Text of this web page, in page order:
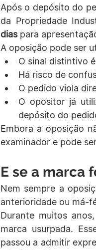
Após o depósito do
da Propriedade
dias para
A oposição pode ser
O sinal distintivo
Há risco de
O pedido viola
O opositor já
depósito do
Embora a oposição
examinador e pode
E se a marca
Nem sempre a
anterioridade ou má-
Durante muitos
marca usurpada.
passou a admitir